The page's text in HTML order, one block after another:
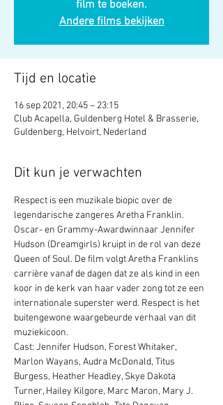
film te boeken.
Andere films bekijken
Tijd en locatie
16 sep 2021, 20:45 – 23:15
Club Acapella, Guldenberg Hotel & Brasserie,
Guldenberg, Helvoirt, Nederland
Dit kun je verwachten
Respect is een muzikale biopic over de
legendarische zangeres Aretha Franklin.
Oscar- en Grammy-Awardwinnaar Jennifer
Hudson (Dreamgirls) kruipt in de rol van deze
Queen of Soul. De film volgt Aretha Franklins
carrière vanaf de dagen dat ze als kind in een
koor in de kerk van haar vader zong tot ze een
internationale superster werd. Respect is het
buitengewone waargebeurde verhaal van dit
muziekicoon.
Cast: Jennifer Hudson, Forest Whitaker,
Marlon Wayans, Audra McDonald, Titus
Burgess, Heather Headley, Skye Dakota
Turner, Hailey Kilgore, Marc Maron, Mary J.